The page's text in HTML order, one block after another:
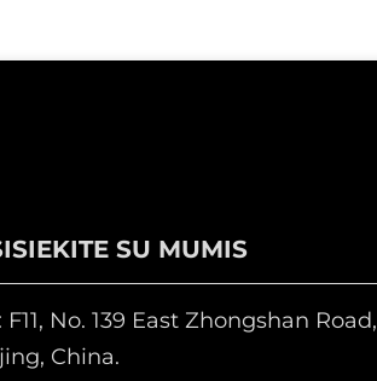
SU MUMIS
F11, No. 139 East Zhongshan Road,
China.